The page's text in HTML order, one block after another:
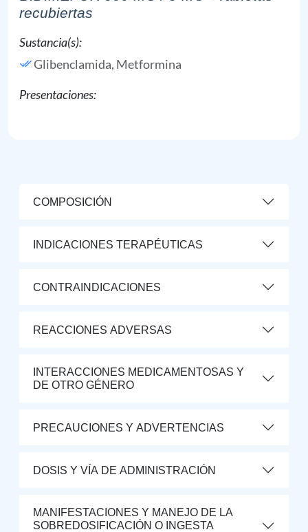
recubiertas
Sustancia(s):
Glibenclamida, Metformina
Presentaciones:
COMPOSICIÓN
INDICACIONES TERAPÉUTICAS
CONTRAINDICACIONES
REACCIONES ADVERSAS
INTERACCIONES MEDICAMENTOSAS Y
DE OTRO GÉNERO
PRECAUCIONES Y ADVERTENCIAS
DOSIS Y VÍA DE ADMINISTRACIÓN
MANIFESTACIONES Y MANEJO DE LA
SOBREDOSIFICACIÓN O INGESTA